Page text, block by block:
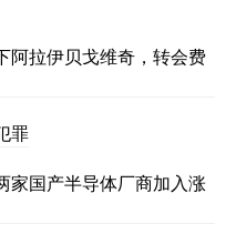
阿拉伊贝戈维奇，转会费
罪
家国产半导体厂商加入涨